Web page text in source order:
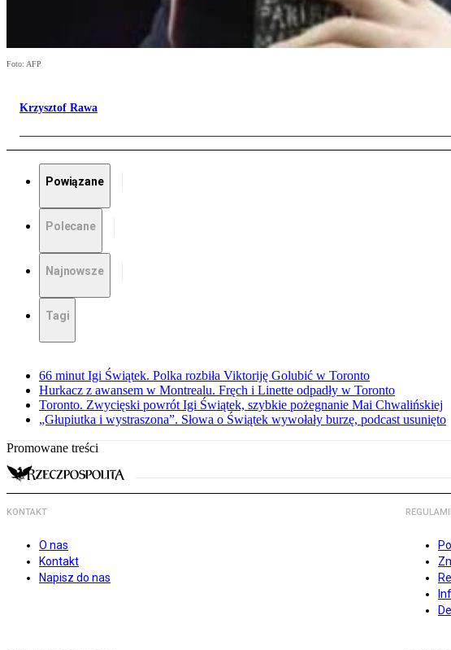
Foto: AFP
Krzysztof Rawa
Powiązane
Polecane
Najnowsze
Tagi
66 minut Igi Świątek. Polka rozbiła Viktoriję Golubić w Toronto
Hurkacz z awansem w Montrealu. Fręch i Linette odpadły w Toronto
Toronto. Zwycięski powrót Igi Świątek, szybkie pożegnanie Mai Chwalińskiej
„Głupiutka i wystraszona”. Słowa o Świątek wywołały burzę, podcast usunięto
Promowane treści
KONTAKT
O nas
Kontakt
Napisz do nas